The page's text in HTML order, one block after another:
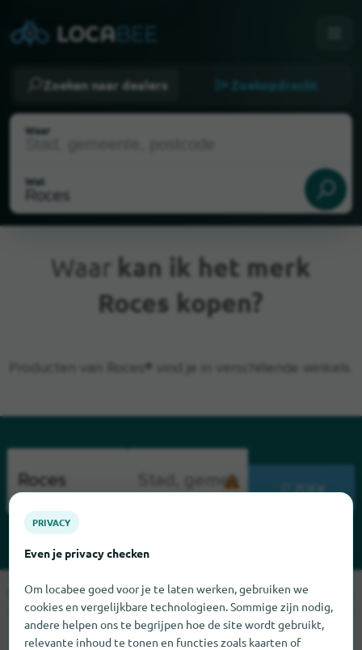
Zoeken naar dealers Zoekopdracht
Waar
Wat
Huidige locatie
Waar kan ik het merk
Roces kopen?
Producten van Roces® vind je in verschillende winkels.
ZOEK
Sorry, we kunnen Roces op dit moment niet vinden. Als u weet
waar Roces te vinden is, zouden we het erg op prijs stellen als
u ons dat laat weten.
PRIVACY
Even je privacy checken
Om locabee goed voor je te laten werken, gebruiken we
cookies en vergelijkbare technologieen. Sommige zijn nodig,
andere helpen ons te begrijpen hoe de site wordt gebruikt,
relevante inhoud te tonen en functies zoals kaarten of